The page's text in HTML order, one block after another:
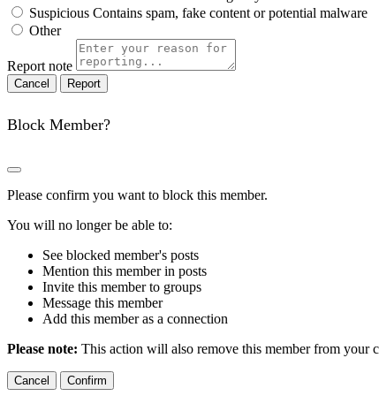
Suspicious Contains spam, fake content or potential malware
Other
Report note
Report
Block Member?
Please confirm you want to block this member.
You will no longer be able to:
See blocked member's posts
Mention this member in posts
Invite this member to groups
Message this member
Add this member as a connection
Please note: This action will also remove this member from your
Confirm